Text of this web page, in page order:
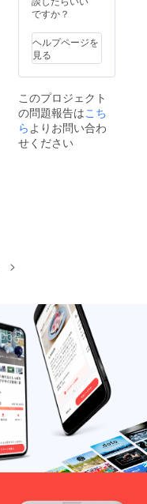
と、嬉
す。よ
ろしく
お願い
いたし
こち
メール
を差し
上げま
すの
希望の
猫ちゃ
んの画
像を返
信メー
届けで
きない
場合
は、
メール
にてお
知らせ
いたし
ます。
ですか？
ヘルプページを
見る
このプロジェクト
の問題報告はこち
らよりお問い合わ
せください
>